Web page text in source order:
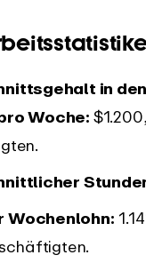
in
Woche:
Wochenlohn: